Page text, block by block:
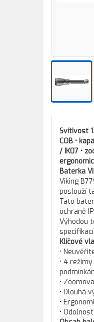
Svítivost
COB •
/ IK07 •
Baterka
Viking
poslouží
Tato
ochraně
Výhodou
Klíčové
•
• 4
•
• Dlouhá
•
•